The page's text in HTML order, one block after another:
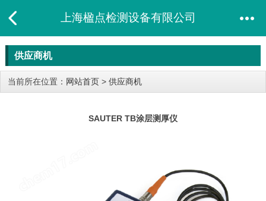
上海楹点检测设备有限公司
供应商机
当前所在位置： 网站首页 > 供应商机
SAUTER TB涂层测厚仪